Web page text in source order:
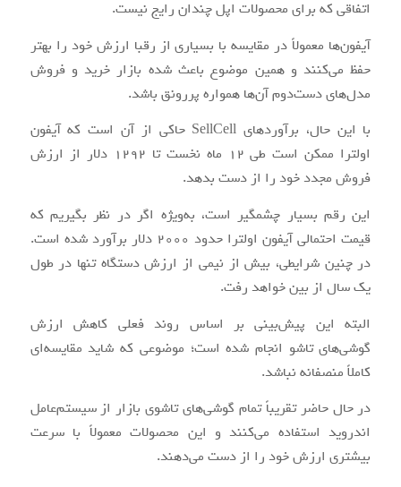
اتفاقی که برای محصولات اپل چندان رایج نیست.
آیفون‌ها معمولاً در مقایسه با بسیاری از رقبا ارزش خود را بهتر
حفظ می‌کنند و همین موضوع باعث شده بازار خرید و فروش
مدل‌های دست‌دوم آن‌ها همواره پررونق باشد.
با این حال، برآوردهای SellCell حاکی از آن است که آیفون
اولترا ممکن است طی 12 ماه نخست تا 1292 دلار از ارزش
فروش مجدد خود را از دست بدهد.
این رقم بسیار چشمگیر است، به‌ویژه اگر در نظر بگیریم که
قیمت احتمالی آیفون اولترا حدود 2000 دلار برآورد شده است.
در چنین شرایطی، بیش از نیمی از ارزش دستگاه تنها در طول
یک سال از بین خواهد رفت.
البته این پیش‌بینی بر اساس روند فعلی کاهش ارزش
گوشی‌های تاشو انجام شده است؛ موضوعی که شاید مقایسه‌ای
کاملاً منصفانه نباشد.
در حال حاضر تقریباً تمام گوشی‌های تاشوی بازار از سیستم‌عامل
اندروید استفاده می‌کنند و این محصولات معمولاً با سرعت
بیشتری ارزش خود را از دست می‌دهند.